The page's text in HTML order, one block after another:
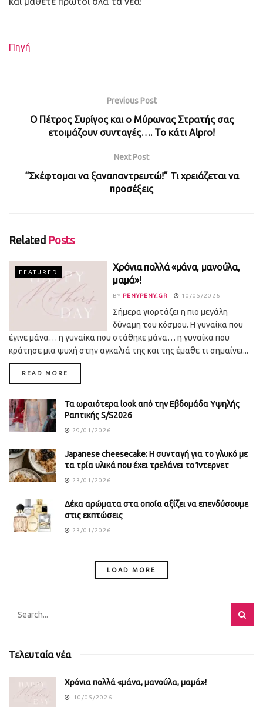
Πηγή
Previous Post
Ο Πέτρος Συρίγος και ο Μύρωνας Στρατής σας
ετοιμάζουν συνταγές…. Το κάτι Alpro!
Next Post
“Σκέφτομαι να ξαναπαντρευτώ!” Τι χρειάζεται να
προσέξεις
Related Posts
FEATURED
Χρόνια πολλά «μάνα, μανούλα,
μαμά»!
BY PENYPENY.GR 10/05/2026
Σήμερα γιορτάζει η πιο μεγάλη
δύναμη του κόσμου. Η γυναίκα που
έγινε μάνα… η γυναίκα που στάθηκε μάνα… η γυναίκα που
κράτησε μια ψυχή στην αγκαλιά της και της έμαθε τι σημαίνει...
READ MORE
Τα ωραιότερα look από την Εβδομάδα Υψηλής
Ραπτικής S/S2026
29/01/2026
Japanese cheesecake: Η συνταγή για το γλυκό με
τα τρία υλικά που έχει τρελάνει το Ίντερνετ
23/01/2026
Δέκα αρώματα στα οποία αξίζει να επενδύσουμε
στις εκπτώσεις
23/01/2026
LOAD MORE
Τελευταία νέα
Χρόνια πολλά «μάνα, μανούλα, μαμά»!
10/05/2026